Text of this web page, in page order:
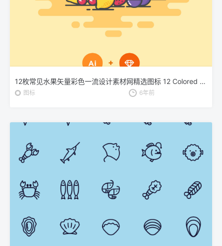
12枚常见水果矢量彩色一流设计素材网精选图标 12 Colored Fruit Icons – Illustrator & Sketch
图标 6年前